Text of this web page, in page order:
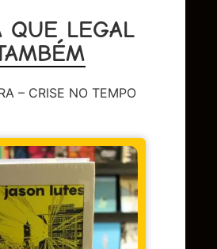
QUE LEGAL
– CRISE NO TEMPO